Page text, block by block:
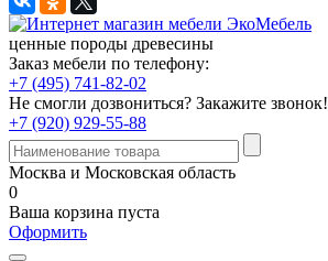
ценные породы древесины
Заказ мебели по телефону:
+7 (495) 741-82-02
Не смогли дозвониться? Закажите звонок!
+7 (920) 929-55-88
Москва и Московская область
0
Ваша корзина пуста
Оформить